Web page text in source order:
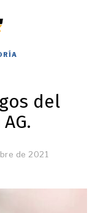
del
de 2021
e